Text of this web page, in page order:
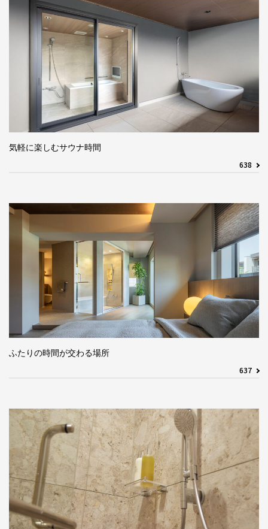
気軽に楽しむサウナ時間
638
ふたりの時間が交わる場所
637